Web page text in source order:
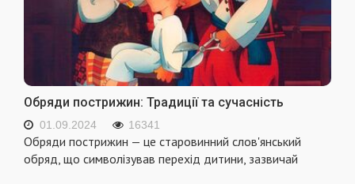
Обряди пострижин: Традиції та сучасність
01.09.2024 16341
Обряди пострижин — це старовинний слов'янський
обряд, що символізував перехід дитини, зазвичай